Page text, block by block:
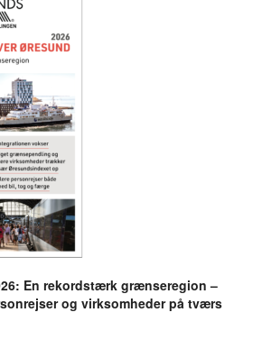
En rekordstærk grænseregion –
og virksomheder på tværs